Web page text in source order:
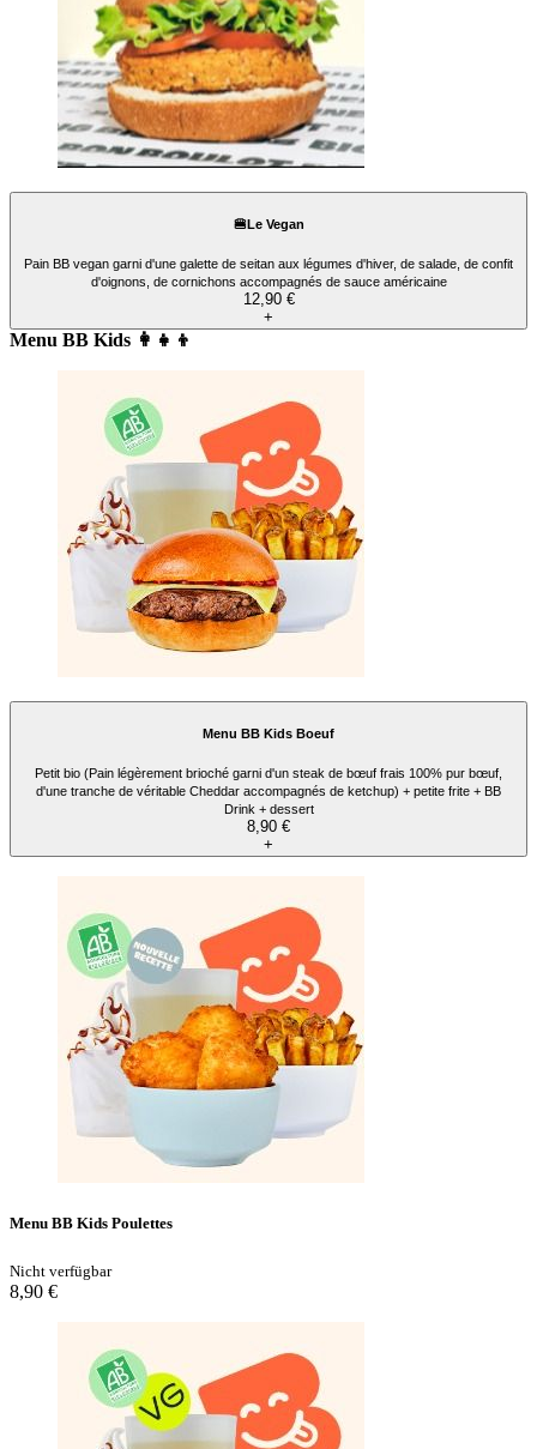
🍔Le Vegan
Pain BB vegan garni d'une galette de seitan aux légumes d'hiver, de salade, de confit
d'oignons, de cornichons accompagnés de sauce américaine
12,90 €
+
Menu BB Kids 👩‍👧‍👦
Menu BB Kids Boeuf
Petit bio (Pain légèrement brioché garni d'un steak de bœuf frais 100% pur bœuf,
d'une tranche de véritable Cheddar accompagnés de ketchup) + petite frite + BB
Drink + dessert
8,90 €
+
Menu BB Kids Poulettes
Nicht verfügbar
8,90 €